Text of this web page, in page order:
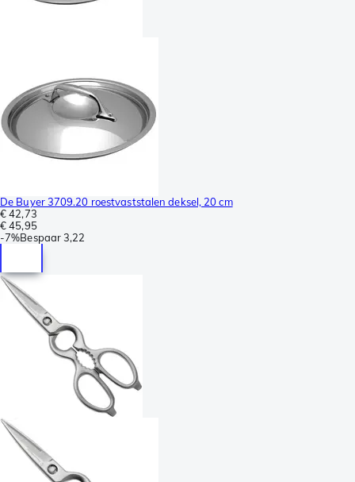
De Buyer 3709.20 roestvaststalen deksel, 20 cm
€ 42,73
€ 45,95
-7%Bespaar3,22